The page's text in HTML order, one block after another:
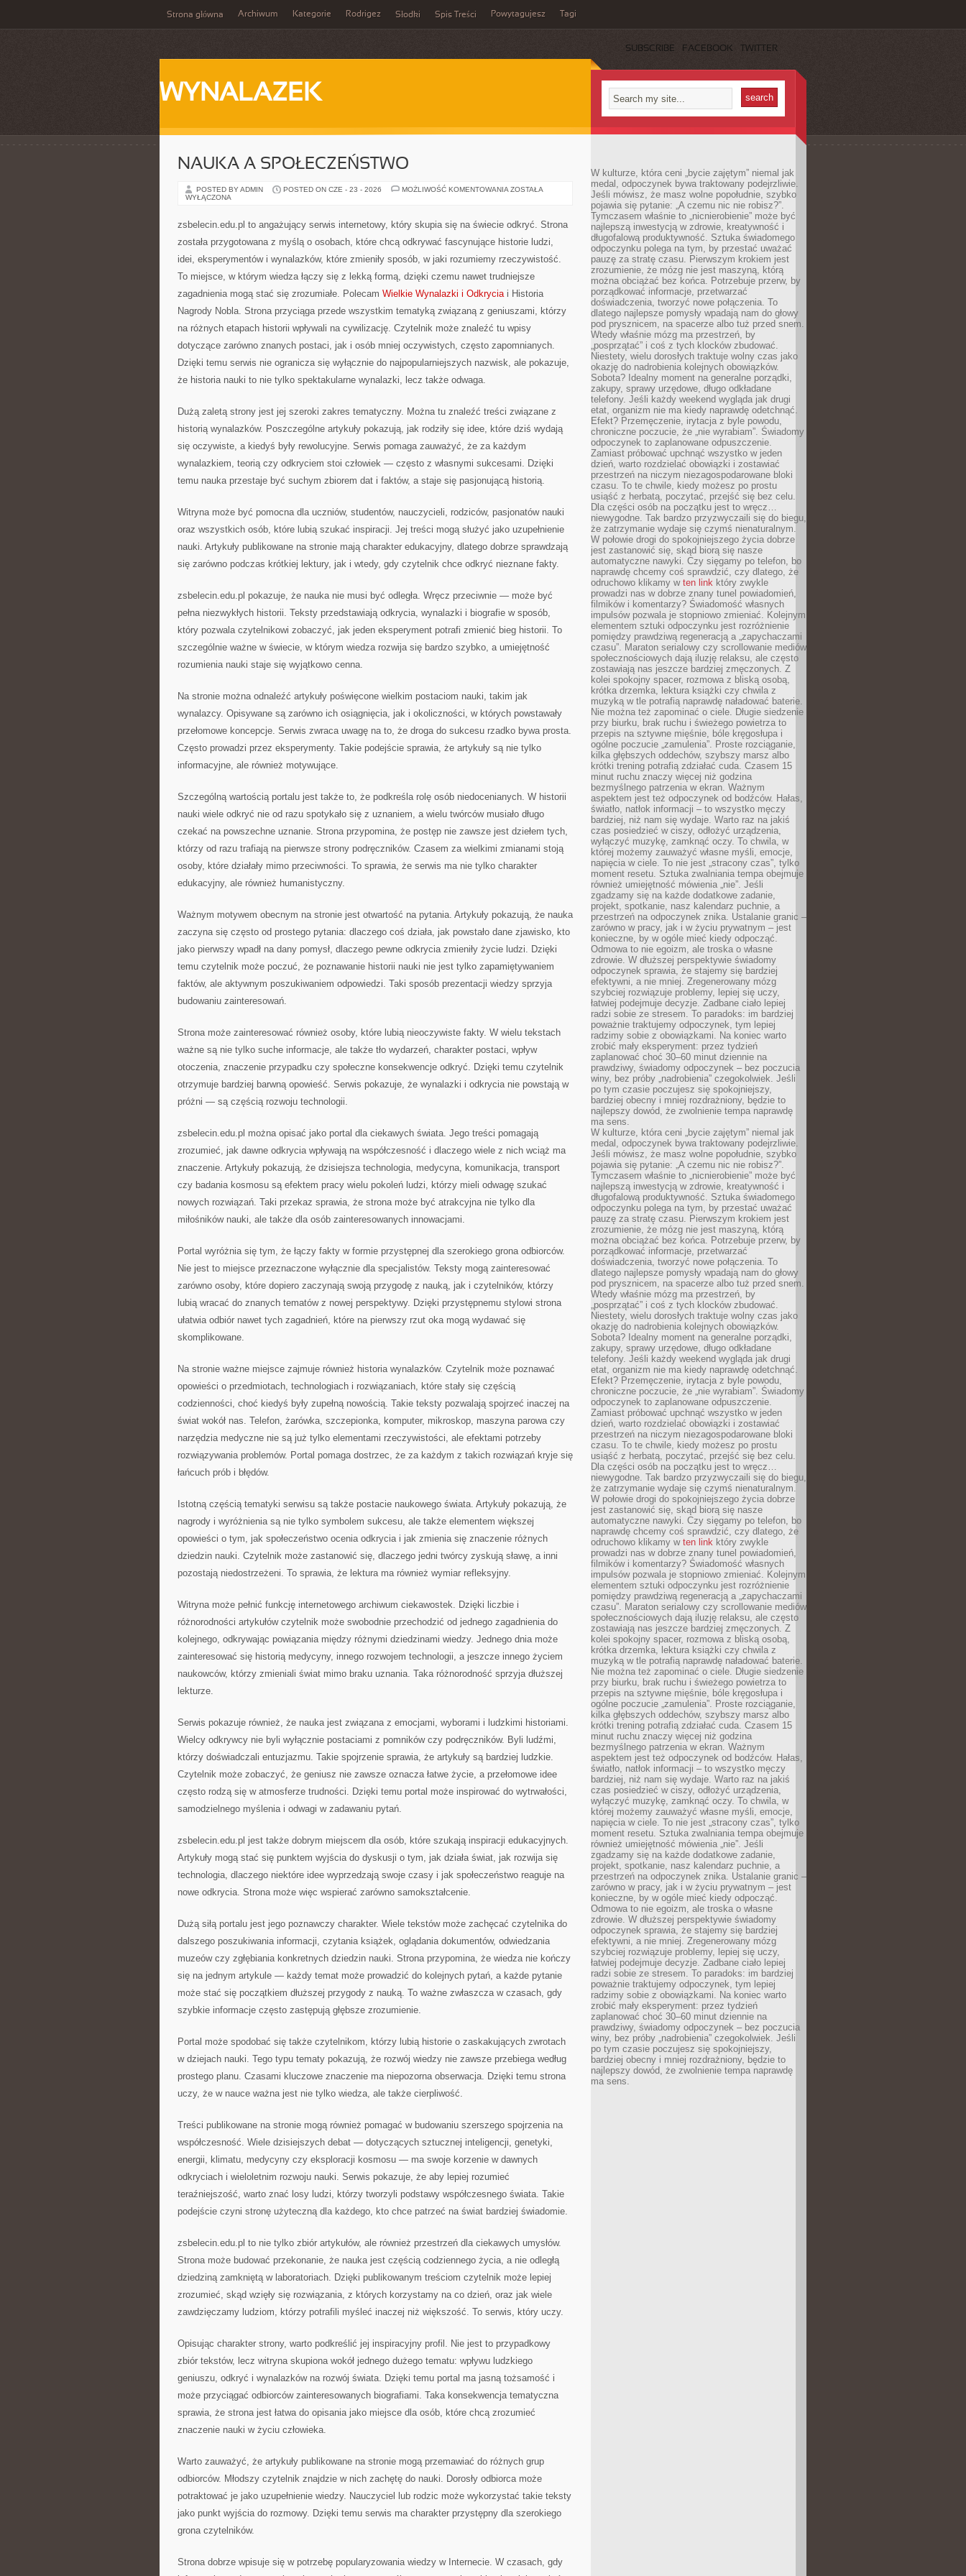
Strona główna Archiwum Kategorie Rodrigez Słodki Spis Treści Powytagujesz Tagi
SUBSCRIBE FACEBOOK TWITTER
WYNALAZEK
NAUKA A SPOŁECZEŃSTWO
POSTED BY ADMIN POSTED ON CZE - 23 - 2026 MOŻLIWOŚĆ KOMENTOWANIA NAUKA
ZOSTAŁA
WYŁĄCZONA
zsbelecin.edu.pl to angażujący serwis internetowy, który skupia się na świecie odkryć. Strona
została przygotowana z myślą o osobach, które chcą odkrywać fascynujące historie ludzi,
idei, eksperymentów i wynalazków, które zmieniły sposób, w jaki rozumiemy rzeczywistość.
To miejsce, w którym wiedza łączy się z lekką formą, dzięki czemu nawet trudniejsze
zagadnienia mogą stać się zrozumiałe. Polecam Wielkie Wynalazki i Odkryciai Historia
Nagrody Nobla. Strona przyciąga przede wszystkim tematyką związaną z geniuszami, którzy
na różnych etapach historii wpływali na cywilizację. Czytelnik może znaleźć tu wpisy
dotyczące zarówno znanych postaci, jak i osób mniej oczywistych, często zapomnianych.
Dzięki temu serwis nie ogranicza się wyłącznie do najpopularniejszych nazwisk, ale pokazuje,
że historia nauki to nie tylko spektakularne wynalazki, lecz także odwaga.
Dużą zaletą strony jest jej szeroki zakres tematyczny. Można tu znaleźć treści związane z
historią wynalazków. Poszczególne artykuły pokazują, jak rodziły się idee, które dziś wydają
się oczywiste, a kiedyś były rewolucyjne. Serwis pomaga zauważyć, że za każdym
wynalazkiem, teorią czy odkryciem stoi człowiek — często z własnymi sukcesami. Dzięki
temu nauka przestaje być suchym zbiorem dat i faktów, a staje się pasjonującą historią.
Witryna może być pomocna dla uczniów, studentów, nauczycieli, rodziców, pasjonatów nauki
oraz wszystkich osób, które lubią szukać inspiracji. Jej treści mogą służyć jako uzupełnienie
nauki. Artykuły publikowane na stronie mają charakter edukacyjny, dlatego dobrze sprawdzają
się zarówno podczas krótkiej lektury, jak i wtedy, gdy czytelnik chce odkryć nieznane fakty.
zsbelecin.edu.pl pokazuje, że nauka nie musi być odległa. Wręcz przeciwnie — może być
pełna niezwykłych historii. Teksty przedstawiają odkrycia, wynalazki i biografie w sposób,
który pozwala czytelnikowi zobaczyć, jak jeden eksperyment potrafi zmienić bieg historii. To
szczególnie ważne w świecie, w którym wiedza rozwija się bardzo szybko, a umiejętność
rozumienia nauki staje się wyjątkowo cenna.
Na stronie można odnaleźć artykuły poświęcone wielkim postaciom nauki, takim jak
wynalazcy. Opisywane są zarówno ich osiągnięcia, jak i okoliczności, w których powstawały
przełomowe koncepcje. Serwis zwraca uwagę na to, że droga do sukcesu rzadko bywa prosta.
Często prowadzi przez eksperymenty. Takie podejście sprawia, że artykuły są nie tylko
informacyjne, ale również motywujące.
Szczególną wartością portalu jest także to, że podkreśla rolę osób niedocenianych. W historii
nauki wiele odkryć nie od razu spotykało się z uznaniem, a wielu twórców musiało długo
czekać na powszechne uznanie. Strona przypomina, że postęp nie zawsze jest dziełem tych,
którzy od razu trafiają na pierwsze strony podręczników. Czasem za wielkimi zmianami stoją
osoby, które działały mimo przeciwności. To sprawia, że serwis ma nie tylko charakter
edukacyjny, ale również humanistyczny.
Ważnym motywem obecnym na stronie jest otwartość na pytania. Artykuły pokazują, że nauka
zaczyna się często od prostego pytania: dlaczego coś działa, jak powstało dane zjawisko, kto
jako pierwszy wpadł na dany pomysł, dlaczego pewne odkrycia zmieniły życie ludzi. Dzięki
temu czytelnik może poczuć, że poznawanie historii nauki nie jest tylko zapamiętywaniem
faktów, ale aktywnym poszukiwaniem odpowiedzi. Taki sposób prezentacji wiedzy sprzyja
budowaniu zainteresowań.
Strona może zainteresować również osoby, które lubią nieoczywiste fakty. W wielu tekstach
ważne są nie tylko suche informacje, ale także tło wydarzeń, charakter postaci, wpływ
otoczenia, znaczenie przypadku czy społeczne konsekwencje odkryć. Dzięki temu czytelnik
otrzymuje bardziej barwną opowieść. Serwis pokazuje, że wynalazki i odkrycia nie powstają w
próżni — są częścią rozwoju technologii.
zsbelecin.edu.pl można opisać jako portal dla ciekawych świata. Jego treści pomagają
zrozumieć, jak dawne odkrycia wpływają na współczesność i dlaczego wiele z nich wciąż ma
znaczenie. Artykuły pokazują, że dzisiejsza technologia, medycyna, komunikacja, transport
czy badania kosmosu są efektem pracy wielu pokoleń ludzi, którzy mieli odwagę szukać
nowych rozwiązań. Taki przekaz sprawia, że strona może być atrakcyjna nie tylko dla
miłośników nauki, ale także dla osób zainteresowanych innowacjami.
Portal wyróżnia się tym, że łączy fakty w formie przystępnej dla szerokiego grona odbiorców.
Nie jest to miejsce przeznaczone wyłącznie dla specjalistów. Teksty mogą zainteresować
zarówno osoby, które dopiero zaczynają swoją przygodę z nauką, jak i czytelników, którzy
lubią wracać do znanych tematów z nowej perspektywy. Dzięki przystępnemu stylowi strona
ułatwia odbiór nawet tych zagadnień, które na pierwszy rzut oka mogą wydawać się
skomplikowane.
Na stronie ważne miejsce zajmuje również historia wynalazków. Czytelnik może poznawać
opowieści o przedmiotach, technologiach i rozwiązaniach, które stały się częścią
codzienności, choć kiedyś były zupełną nowością. Takie teksty pozwalają spojrzeć inaczej na
świat wokół nas. Telefon, żarówka, szczepionka, komputer, mikroskop, maszyna parowa czy
narzędzia medyczne nie są już tylko elementami rzeczywistości, ale efektami potrzeby
rozwiązywania problemów. Portal pomaga dostrzec, że za każdym z takich rozwiązań kryje się
łańcuch prób i błędów.
Istotną częścią tematyki serwisu są także postacie naukowego świata. Artykuły pokazują, że
nagrody i wyróżnienia są nie tylko symbolem sukcesu, ale także elementem większej
opowieści o tym, jak społeczeństwo ocenia odkrycia i jak zmienia się znaczenie różnych
dziedzin nauki. Czytelnik może zastanowić się, dlaczego jedni twórcy zyskują sławę, a inni
pozostają niedostrzeżeni. To sprawia, że lektura ma również wymiar refleksyjny.
Witryna może pełnić funkcję internetowego archiwum ciekawostek. Dzięki liczbie i
różnorodności artykułów czytelnik może swobodnie przechodzić od jednego zagadnienia do
kolejnego, odkrywając powiązania między różnymi dziedzinami wiedzy. Jednego dnia może
zainteresować się historią medycyny, innego rozwojem technologii, a jeszcze innego życiem
naukowców, którzy zmieniali świat mimo braku uznania. Taka różnorodność sprzyja dłuższej
lekturze.
Serwis pokazuje również, że nauka jest związana z emocjami, wyborami i ludzkimi historiami.
Wielcy odkrywcy nie byli wyłącznie postaciami z pomników czy podręczników. Byli ludźmi,
którzy doświadczali entuzjazmu. Takie spojrzenie sprawia, że artykuły są bardziej ludzkie.
Czytelnik może zobaczyć, że geniusz nie zawsze oznacza łatwe życie, a przełomowe idee
często rodzą się w atmosferze trudności. Dzięki temu portal może inspirować do wytrwałości,
samodzielnego myślenia i odwagi w zadawaniu pytań.
zsbelecin.edu.pl jest także dobrym miejscem dla osób, które szukają inspiracji edukacyjnych.
Artykuły mogą stać się punktem wyjścia do dyskusji o tym, jak działa świat, jak rozwija się
technologia, dlaczego niektóre idee wyprzedzają swoje czasy i jak społeczeństwo reaguje na
nowe odkrycia. Strona może więc wspierać zarówno samokształcenie.
Dużą siłą portalu jest jego poznawczy charakter. Wiele tekstów może zachęcać czytelnika do
dalszego poszukiwania informacji, czytania książek, oglądania dokumentów, odwiedzania
muzeów czy zgłębiania konkretnych dziedzin nauki. Strona przypomina, że wiedza nie kończy
się na jednym artykule — każdy temat może prowadzić do kolejnych pytań, a każde pytanie
może stać się początkiem dłuższej przygody z nauką. To ważne zwłaszcza w czasach, gdy
szybkie informacje często zastępują głębsze zrozumienie.
Portal może spodobać się także czytelnikom, którzy lubią historie o zaskakujących zwrotach
w dziejach nauki. Tego typu tematy pokazują, że rozwój wiedzy nie zawsze przebiega według
prostego planu. Czasami kluczowe znaczenie ma niepozorna obserwacja. Dzięki temu strona
uczy, że w nauce ważna jest nie tylko wiedza, ale także cierpliwość.
Treści publikowane na stronie mogą również pomagać w budowaniu szerszego spojrzenia na
współczesność. Wiele dzisiejszych debat — dotyczących sztucznej inteligencji, genetyki,
energii, klimatu, medycyny czy eksploracji kosmosu — ma swoje korzenie w dawnych
odkryciach i wieloletnim rozwoju nauki. Serwis pokazuje, że aby lepiej rozumieć
teraźniejszość, warto znać losy ludzi, którzy tworzyli podstawy współczesnego świata. Takie
podejście czyni stronę użyteczną dla każdego, kto chce patrzeć na świat bardziej świadomie.
zsbelecin.edu.pl to nie tylko zbiór artykułów, ale również przestrzeń dla ciekawych umysłów.
Strona może budować przekonanie, że nauka jest częścią codziennego życia, a nie odległą
dziedziną zamkniętą w laboratoriach. Dzięki publikowanym treściom czytelnik może lepiej
zrozumieć, skąd wzięły się rozwiązania, z których korzystamy na co dzień, oraz jak wiele
zawdzięczamy ludziom, którzy potrafili myśleć inaczej niż większość. To serwis, który uczy.
Opisując charakter strony, warto podkreślić jej inspiracyjny profil. Nie jest to przypadkowy
zbiór tekstów, lecz witryna skupiona wokół jednego dużego tematu: wpływu ludzkiego
geniuszu, odkryć i wynalazków na rozwój świata. Dzięki temu portal ma jasną tożsamość i
może przyciągać odbiorców zainteresowanych biografiami. Taka konsekwencja tematyczna
sprawia, że strona jest łatwa do opisania jako miejsce dla osób, które chcą zrozumieć
znaczenie nauki w życiu człowieka.
Warto zauważyć, że artykuły publikowane na stronie mogą przemawiać do różnych grup
odbiorców. Młodszy czytelnik znajdzie w nich zachętę do nauki. Dorosły odbiorca może
potraktować je jako uzupełnienie wiedzy. Nauczyciel lub rodzic może wykorzystać takie teksty
jako punkt wyjścia do rozmowy. Dzięki temu serwis ma charakter przystępny dla szerokiego
grona czytelników.
Strona dobrze wpisuje się w potrzebę popularyzowania wiedzy w Internecie. W czasach, gdy
W kulturze, która ceni „bycie zajętym” niemal jak
medal, odpoczynek bywa traktowany podejrzliwie.
Jeśli mówisz, że masz wolne popołudnie, szybko
pojawia się pytanie: „A czemu nic nie robisz?”.
Tymczasem właśnie to „nicnierobienie” może być
najlepszą inwestycją w zdrowie, kreatywność i
długofalową produktywność. Sztuka świadomego
odpoczynku polega na tym, by przestać uważać
pauzę za stratę czasu. Pierwszym krokiem jest
zrozumienie, że mózg nie jest maszyną, którą
można obciążać bez końca. Potrzebuje przerw, by
porządkować informacje, przetwarzać
doświadczenia, tworzyć nowe połączenia. To
dlatego najlepsze pomysły wpadają nam do głowy
pod prysznicem, na spacerze albo tuż przed snem.
Wtedy właśnie mózg ma przestrzeń, by
„posprzątać” i coś z tych klocków zbudować.
Niestety, wielu dorosłych traktuje wolny czas jako
okazję do nadrobienia kolejnych obowiązków.
Sobota? Idealny moment na generalne porządki,
zakupy, sprawy urzędowe, długo odkładane
telefony. Jeśli każdy weekend wygląda jak drugi
etat, organizm nie ma kiedy naprawdę odetchnąć.
Efekt? Przemęczenie, irytacja z byle powodu,
chroniczne poczucie, że „nie wyrabiam”. Świadomy
odpoczynek to zaplanowane odpuszczenie.
Zamiast próbować upchnąć wszystko w jeden
dzień, warto rozdzielać obowiązki i zostawiać
przestrzeń na niczym niezagospodarowane bloki
czasu. To te chwile, kiedy możesz po prostu
usiąść z herbatą, poczytać, przejść się bez celu.
Dla części osób na początku jest to wręcz…
niewygodne. Tak bardzo przyzwyczaili się do biegu,
że zatrzymanie wydaje się czymś nienaturalnym.
W połowie drogi do spokojniejszego życia dobrze
jest zastanowić się, skąd biorą się nasze
automatyczne nawyki. Czy sięgamy po telefon, bo
naprawdę chcemy coś sprawdzić, czy dlatego, że
odruchowo klikamy w ten link który zwykle
prowadzi nas w dobrze znany tunel powiadomień,
filmików i komentarzy? Świadomość własnych
impulsów pozwala je stopniowo zmieniać. Kolejnym
elementem sztuki odpoczynku jest rozróżnienie
pomiędzy prawdziwą regeneracją a „zapychaczami
czasu”. Maraton serialowy czy scrollowanie mediów
społecznościowych dają iluzję relaksu, ale często
zostawiają nas jeszcze bardziej zmęczonych. Z
kolei spokojny spacer, rozmowa z bliską osobą,
krótka drzemka, lektura książki czy chwila z
muzyką w tle potrafią naprawdę naładować baterie.
Nie można też zapominać o ciele. Długie siedzenie
przy biurku, brak ruchu i świeżego powietrza to
przepis na sztywne mięśnie, bóle kręgosłupa i
ogólne poczucie „zamulenia”. Proste rozciąganie,
kilka głębszych oddechów, szybszy marsz albo
krótki trening potrafią zdziałać cuda. Czasem 15
minut ruchu znaczy więcej niż godzina
bezmyślnego patrzenia w ekran. Ważnym
aspektem jest też odpoczynek od bodźców. Hałas,
światło, natłok informacji – to wszystko męczy
bardziej, niż nam się wydaje. Warto raz na jakiś
czas posiedzieć w ciszy, odłożyć urządzenia,
wyłączyć muzykę, zamknąć oczy. To chwila, w
której możemy zauważyć własne myśli, emocje,
napięcia w ciele. To nie jest „stracony czas”, tylko
moment resetu. Sztuka zwalniania tempa obejmuje
również umiejętność mówienia „nie”. Jeśli
zgadzamy się na każde dodatkowe zadanie,
projekt, spotkanie, nasz kalendarz puchnie, a
przestrzeń na odpoczynek znika. Ustalanie granic –
zarówno w pracy, jak i w życiu prywatnym – jest
konieczne, by w ogóle mieć kiedy odpocząć.
Odmowa to nie egoizm, ale troska o własne
zdrowie. W dłuższej perspektywie świadomy
odpoczynek sprawia, że stajemy się bardziej
efektywni, a nie mniej. Zregenerowany mózg
szybciej rozwiązuje problemy, lepiej się uczy,
łatwiej podejmuje decyzje. Zadbane ciało lepiej
radzi sobie ze stresem. To paradoks: im bardziej
poważnie traktujemy odpoczynek, tym lepiej
radzimy sobie z obowiązkami. Na koniec warto
zrobić mały eksperyment: przez tydzień
zaplanować choć 30–60 minut dziennie na
prawdziwy, świadomy odpoczynek – bez poczucia
winy, bez próby „nadrobienia” czegokolwiek. Jeśli
po tym czasie poczujesz się spokojniejszy,
bardziej obecny i mniej rozdrażniony, będzie to
najlepszy dowód, że zwolnienie tempa naprawdę
ma sens.
W kulturze, która ceni „bycie zajętym” niemal jak
medal, odpoczynek bywa traktowany podejrzliwie.
Jeśli mówisz, że masz wolne popołudnie, szybko
pojawia się pytanie: „A czemu nic nie robisz?”.
Tymczasem właśnie to „nicnierobienie” może być
najlepszą inwestycją w zdrowie, kreatywność i
długofalową produktywność. Sztuka świadomego
odpoczynku polega na tym, by przestać uważać
pauzę za stratę czasu. Pierwszym krokiem jest
zrozumienie, że mózg nie jest maszyną, którą
można obciążać bez końca. Potrzebuje przerw, by
porządkować informacje, przetwarzać
doświadczenia, tworzyć nowe połączenia. To
dlatego najlepsze pomysły wpadają nam do głowy
pod prysznicem, na spacerze albo tuż przed snem.
Wtedy właśnie mózg ma przestrzeń, by
„posprzątać” i coś z tych klocków zbudować.
Niestety, wielu dorosłych traktuje wolny czas jako
okazję do nadrobienia kolejnych obowiązków.
Sobota? Idealny moment na generalne porządki,
zakupy, sprawy urzędowe, długo odkładane
telefony. Jeśli każdy weekend wygląda jak drugi
etat, organizm nie ma kiedy naprawdę odetchnąć.
Efekt? Przemęczenie, irytacja z byle powodu,
chroniczne poczucie, że „nie wyrabiam”. Świadomy
odpoczynek to zaplanowane odpuszczenie.
Zamiast próbować upchnąć wszystko w jeden
dzień, warto rozdzielać obowiązki i zostawiać
przestrzeń na niczym niezagospodarowane bloki
czasu. To te chwile, kiedy możesz po prostu
usiąść z herbatą, poczytać, przejść się bez celu.
Dla części osób na początku jest to wręcz…
niewygodne. Tak bardzo przyzwyczaili się do biegu,
że zatrzymanie wydaje się czymś nienaturalnym.
W połowie drogi do spokojniejszego życia dobrze
jest zastanowić się, skąd biorą się nasze
automatyczne nawyki. Czy sięgamy po telefon, bo
naprawdę chcemy coś sprawdzić, czy dlatego, że
odruchowo klikamy w ten link który zwykle
prowadzi nas w dobrze znany tunel powiadomień,
filmików i komentarzy? Świadomość własnych
impulsów pozwala je stopniowo zmieniać. Kolejnym
elementem sztuki odpoczynku jest rozróżnienie
pomiędzy prawdziwą regeneracją a „zapychaczami
czasu”. Maraton serialowy czy scrollowanie mediów
społecznościowych dają iluzję relaksu, ale często
zostawiają nas jeszcze bardziej zmęczonych. Z
kolei spokojny spacer, rozmowa z bliską osobą,
krótka drzemka, lektura książki czy chwila z
muzyką w tle potrafią naprawdę naładować baterie.
Nie można też zapominać o ciele. Długie siedzenie
przy biurku, brak ruchu i świeżego powietrza to
przepis na sztywne mięśnie, bóle kręgosłupa i
ogólne poczucie „zamulenia”. Proste rozciąganie,
kilka głębszych oddechów, szybszy marsz albo
krótki trening potrafią zdziałać cuda. Czasem 15
minut ruchu znaczy więcej niż godzina
bezmyślnego patrzenia w ekran. Ważnym
aspektem jest też odpoczynek od bodźców. Hałas,
światło, natłok informacji – to wszystko męczy
bardziej, niż nam się wydaje. Warto raz na jakiś
czas posiedzieć w ciszy, odłożyć urządzenia,
wyłączyć muzykę, zamknąć oczy. To chwila, w
której możemy zauważyć własne myśli, emocje,
napięcia w ciele. To nie jest „stracony czas”, tylko
moment resetu. Sztuka zwalniania tempa obejmuje
również umiejętność mówienia „nie”. Jeśli
zgadzamy się na każde dodatkowe zadanie,
projekt, spotkanie, nasz kalendarz puchnie, a
przestrzeń na odpoczynek znika. Ustalanie granic –
zarówno w pracy, jak i w życiu prywatnym – jest
konieczne, by w ogóle mieć kiedy odpocząć.
Odmowa to nie egoizm, ale troska o własne
zdrowie. W dłuższej perspektywie świadomy
odpoczynek sprawia, że stajemy się bardziej
efektywni, a nie mniej. Zregenerowany mózg
szybciej rozwiązuje problemy, lepiej się uczy,
łatwiej podejmuje decyzje. Zadbane ciało lepiej
radzi sobie ze stresem. To paradoks: im bardziej
poważnie traktujemy odpoczynek, tym lepiej
radzimy sobie z obowiązkami. Na koniec warto
zrobić mały eksperyment: przez tydzień
zaplanować choć 30–60 minut dziennie na
prawdziwy, świadomy odpoczynek – bez poczucia
winy, bez próby „nadrobienia” czegokolwiek. Jeśli
po tym czasie poczujesz się spokojniejszy,
bardziej obecny i mniej rozdrażniony, będzie to
najlepszy dowód, że zwolnienie tempa naprawdę
ma sens.